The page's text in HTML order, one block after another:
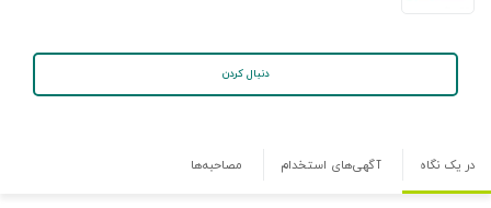
دنبال کردن
در یک نگاه آگهی‌های استخدام مصاحبه‌ها